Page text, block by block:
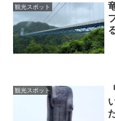
観光スポット
観光スポット